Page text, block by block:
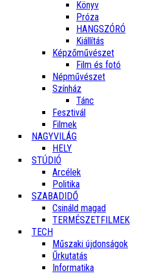
Könyv
Próza
HANGSZÓRÓ
Kiállítás
Képzőművészet
Film és fotó
Népművészet
Színház
Tánc
Fesztivál
Filmek
NAGYVILÁG
HELY
STÚDIÓ
Arcélek
Politika
SZABADIDŐ
Csináld magad
TERMÉSZETFILMEK
TECH
Műszaki újdonságok
Űrkutatás
Informatika